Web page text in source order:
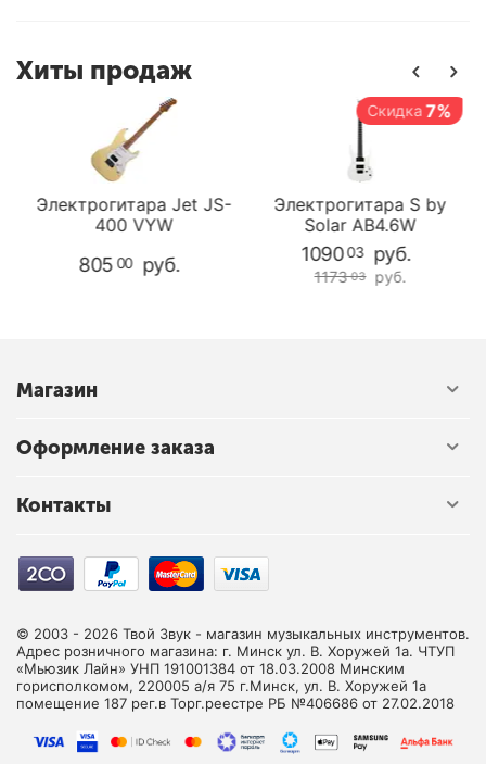
Хиты продаж
Электрогитара Jet JS-
400 VYW
80500 руб.
Скидка 7%
Электрогитара S by
Solar AB4.6W
1173 03 руб.
109003 руб.
Магазин
Оформление заказа
Контакты
© 2003 - 2026 Твой Звук - магазин музыкальных инструментов.
Адрес розничного магазина: г. Минск ул. В. Хоружей 1а. ЧТУП
«Мьюзик Лайн» УНП 191001384 от 18.03.2008 Минским
горисполкомом, 220005 а/я 75 г.Минск, ул. В. Хоружей 1а
помещение 187 рег.в Торг.реестре РБ №406686 от 27.02.2018